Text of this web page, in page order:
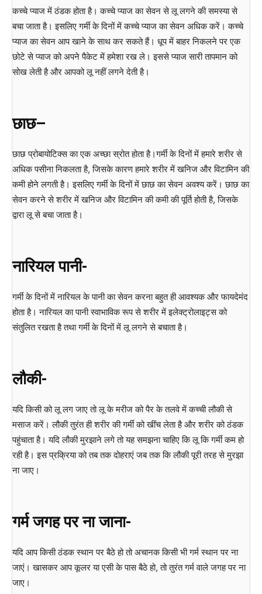
कच्चे प्याज में ठंडक होता है। कच्चे प्याज का सेवन से लू लगने की समस्या से
बचा जाता है। इसलिए गर्मी के दिनों में कच्चे प्याज का सेवन अधिक करें। कच्चे
प्याज का सेवन आप खाने के साथ कर सकते हैं। धूप में बाहर निकलने पर एक
छोटे से प्याज को अपने पैकेट में हमेशा रख ले। इससे प्याज सारी तापमान को
सोख लेती है और आपको लू नहीं लगने देती है।
छाछ–
छाछ प्रोबायोटिक्स का एक अच्छा स्रोत होता है।गर्मी के दिनों में हमारे शरीर से
अधिक पसीना निकलता है, जिसके कारण हमारे शरीर में खनिज और विटामिन की
कमी होने लगती है। इसलिए गर्मी के दिनों में छाछ का सेवन अवश्य करें। छाछ का
सेवन करने से शरीर में खनिज और विटामिन की कमी की पूर्ति होती है, जिसके
द्वारा लू से बचा जाता है।
नारियल पानी-
गर्मी के दिनों में नारियल के पानी का सेवन करना बहुत ही आवश्यक और फायदेमंद
होता है। नारियल का पानी स्वाभाविक रूप से शरीर में इलेक्ट्रोलाइट्स को
संतुलित रखता है तथा गर्मी के दिनों में लू लगने से बचाता है।
लौकी-
यदि किसी को लू लग जाए तो लू के मरीज को पैर के तलवे में कच्ची लौकी से
मसाज करें। लौकी तुरंत ही शरीर की गर्मी को खींच लेता है और शरीर को ठंडक
पहुंचाता है। यदि लौकी मुरझाने लगे तो यह समझना चाहिए कि लू कि गर्मी कम हो
रही है। इस प्रक्रिया को तब तक दोहराएं जब तक कि लौकी पूरी तरह से मुरझा
ना जाए।
गर्म जगह पर ना जाना-
यदि आप किसी ठंडक स्थान पर बैठे हो तो अचानक किसी भी गर्म स्थान पर ना
जाएं। खासकर आप कूलर या एसी के पास बैठे हो, तो तुरंत गर्म वाले जगह पर ना
जाए।